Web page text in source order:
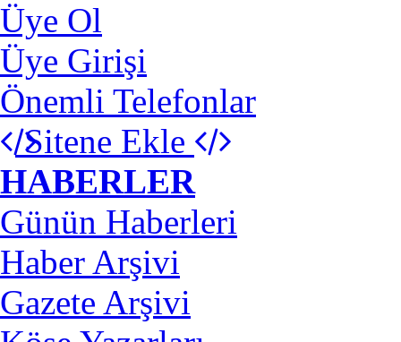
Üye Ol
Üye Girişi
Önemli Telefonlar
Sitene Ekle
HABERLER
Günün Haberleri
Haber Arşivi
Gazete Arşivi